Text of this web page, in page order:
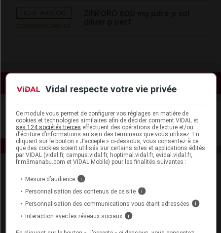
Espace produit
Vidal respecte votre vie privée
Ce module vous permet de configurer vos réglages en matière de
cookies et technologies similaires afin de décider comment VIDAL et
ses 124 sociétés tierces effectuent des opérations de lecture et/ou
d’écriture d’informations au sein des terminaux que vous utilisez. En
cliquant sur le bouton « J’accepte » ci-dessous, vous consentez à ce
que des cookies soient utilisés sur certains sites et applications édités
par VIDAL (vidal.fr, campus.vidal.fr, hoptimal.vidal.fr, evidal.vidal.fr,
fr.m3manabu.com et VIDAL Mobile) pour les finalités suivantes :
Mesure d’audience i
Personnalisation des contenus de ce site i
Personnalisation des communications vous étant adressées i
Interaction avec les réseaux sociaux i